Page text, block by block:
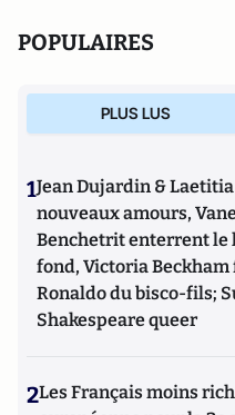
POPULAIRES
PLUS LUS
1Jean Dujardin &
nouveaux amours,
Benchetrit enterrent le
fond, Victoria
Ronaldo du bisco-fils;
Shakespeare queer
2Les Français moins